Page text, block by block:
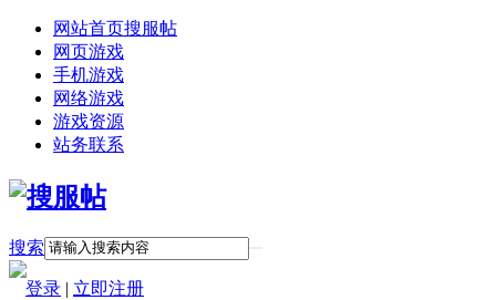
网站首页搜服帖
网页游戏
手机游戏
网络游戏
游戏资源
站务联系
搜索
登录 | 立即注册